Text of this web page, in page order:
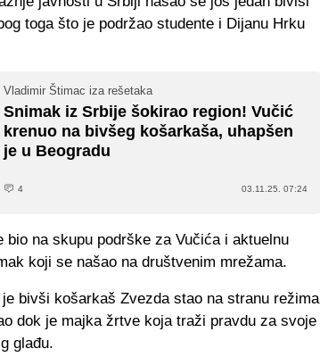
toga što je podržao studente i Dijanu Hrku
Vladimir Štimac iza rešetaka
Snimak iz Srbije šokirao region! Vučić
krenuo na bivšeg košarkaša, uhapšen
je u Beogradu
4 03.11.25. 07:24
na skupu podrške za Vučića i aktuelnu
koji se našao na društvenim mrežama.
bivši košarkaš Zvezda stao na stranu režima
dok je majka žrtve koja traži pravdu za svoje
glađu.